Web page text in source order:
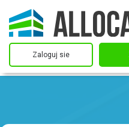
Zaloguj sie